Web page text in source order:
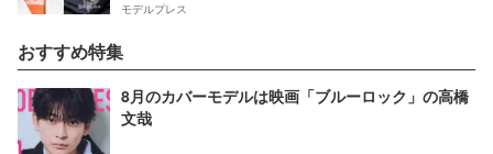
モデルプレス
おすすめ特集
8月のカバーモデルは映画「ブルーロック」の高橋
文哉